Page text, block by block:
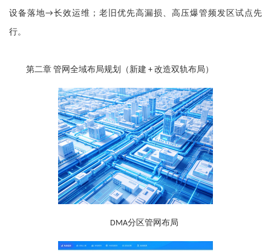
设备落地→长效运维；老旧优先高漏损、高压爆管频发区试点先
行。
第二章 管网全域布局规划（新建 + 改造双轨布局）
DMA分区管网布局